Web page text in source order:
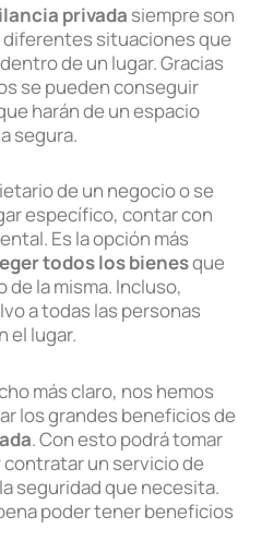
privada siempre son
diferentes situaciones que
de un lugar. Gracias
se pueden conseguir
harán de un espacio
segura.
de un negocio o se
específico, contar con
Es la opción más
todos los bienesque
la misma. Incluso,
a todas las personas
el lugar.
más claro, nos hemos
los grandes beneficios de
. Con esto podrá tomar
un servicio de
seguridad que necesita.
poder tener beneficios